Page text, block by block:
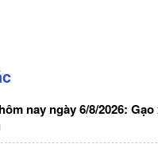
nay ngày 6/8/2026: